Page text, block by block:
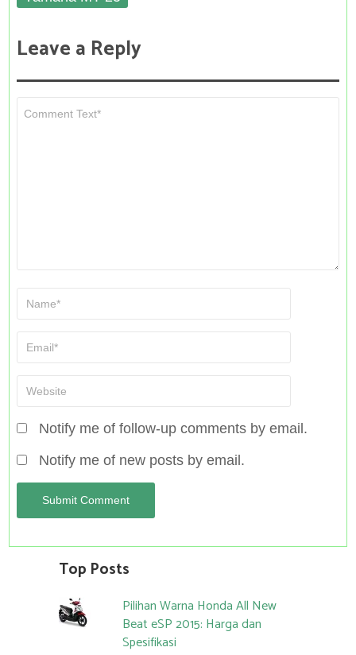
Leave a Reply
Notify me of follow-up comments by email.
Notify me of new posts by email.
Top Posts
Pilihan Warna Honda All New
Beat eSP 2015: Harga dan
Spesifikasi